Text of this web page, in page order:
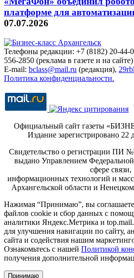
платформе для
07.07.2026
Телефоны редакции: +7 (8182) 20-44-
556-2850 (реклама в газете и на сайте)
E-mail: bclass@mail.ru (редакция),
Политика конфиденциальности.
Официальный сайт газеты
Издание зарегистрировано 22
Свидетельство о регистрации ПИ
выдано Управлением
сфере связи,
информационных технологий и
Архангельской области и
Нажимая “Принимаю”, вы
файлов cookie и сбор данных с
аналитики Яндекс.Метрика и
для улучшения навигации по сайту,
сайта и содействия нашим
Ознакомьтесь с нашей Политикой
получения дополнительной
Принимаю